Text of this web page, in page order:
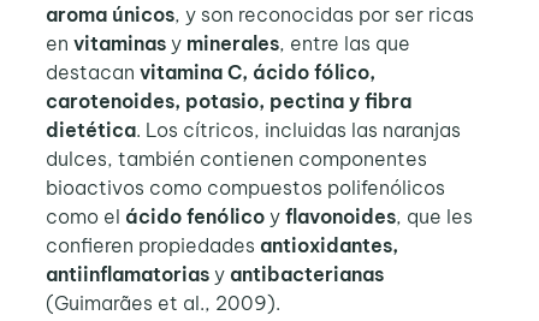
aroma únicos, y son reconocidas por ser ricas
en vitaminas y minerales, entre las que
destacan vitamina C, ácido fólico,
carotenoides, potasio, pectina y fibra
dietética. Los cítricos, incluidas las naranjas
dulces, también contienen componentes
bioactivos como compuestos polifenólicos
como el ácido fenólico y flavonoides, que les
confieren propiedades antioxidantes,
antiinflamatorias y antibacterianas
(Guimarães et al., 2009).